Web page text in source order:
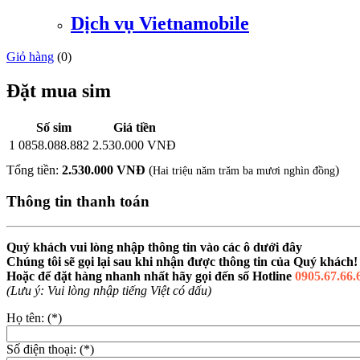
Dịch vụ Vietnamobile
Giỏ hàng (0)
Đặt mua sim
Số sim
Giá tiền
1 0858.088.882 2.530.000 VNĐ
Tổng tiền: 2.530.000 VNĐ (Hai triệu năm trăm ba mươi nghìn đồng)
Thông tin thanh toán
Quý khách vui lòng nhập thông tin vào các ô dưới đây
Chúng tôi sẽ gọi lại sau khi nhận được thông tin của Quý khách!
Hoặc để đặt hàng nhanh nhất hãy gọi đến số Hotline
(Lưu ý: Vui lòng nhập tiếng Việt có dấu)
Họ tên: (*)
Số điện thoại: (*)